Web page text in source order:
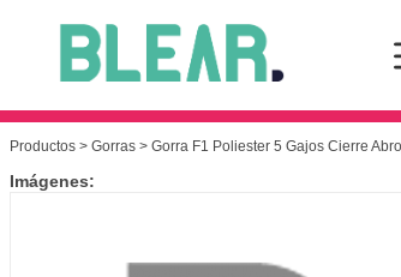
Productos > Gorras > Gorra F1 Poliester 5 Gajos Cierre
Imágenes: